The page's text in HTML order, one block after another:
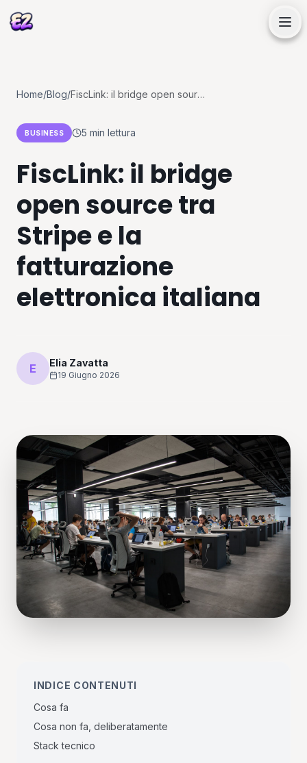
Servizi
Articoli
Chi sono
Contattami
Home/Blog/ FiscLink: il bridge open source tra Stripe e la fatturazione elettronica italiana
BUSINESS 5 min lettura
FiscLink: il bridge
open source tra
Stripe e la
fatturazione
elettronica italiana
E Elia Zavatta
19 Giugno 2026
INDICE CONTENUTI
Cosa fa
Cosa non fa, deliberatamente
Stack tecnico